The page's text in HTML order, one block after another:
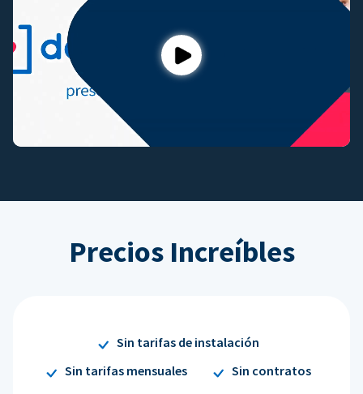
Play
Precios Increíbles
Sin tarifas de instalación
Sin tarifas mensuales
Sin contratos